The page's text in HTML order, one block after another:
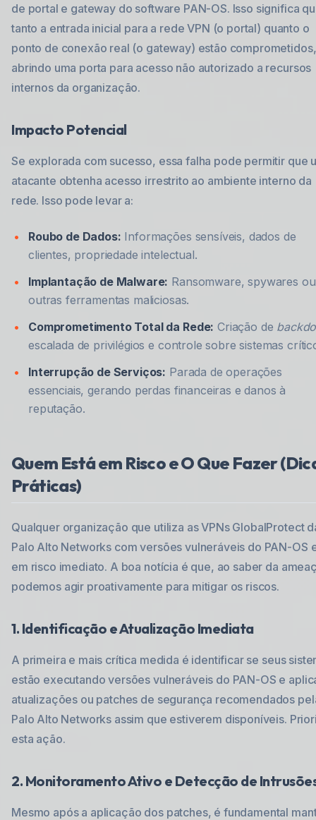
de portal e gateway do software PAN-OS. Isso significa
tanto a entrada inicial para a rede VPN (o portal) quanto o
ponto de conexão real (o gateway) estão comprometidos,
abrindo uma porta para acesso não autorizado a recursos
internos da organização.
Impacto Potencial
Se explorada com sucesso, essa falha pode permitir que
atacante obtenha acesso irrestrito ao ambiente interno da
rede. Isso pode levar a:
Roubo de Dados: Informações sensíveis, dados de
clientes, propriedade intelectual.
Implantação de Malware: Ransomware, spywares ou
outras ferramentas maliciosas.
Comprometimento Total da Rede: Criação de
escalada de privilégios e controle sobre sistemas
Interrupção de Serviços: Parada de operações
essenciais, gerando perdas financeiras e danos à
reputação.
Quem Está em Risco e O Que Fazer
Práticas)
Qualquer organização que utiliza as VPNs GlobalProtect
Palo Alto Networks com versões vulneráveis do PAN-OS
em risco imediato. A boa notícia é que, ao saber da
podemos agir proativamente para mitigar os riscos.
1. Identificação e Atualização Imediata
A primeira e mais crítica medida é identificar se seus
estão executando versões vulneráveis do PAN-OS e
atualizações ou patches de segurança recomendados
Palo Alto Networks assim que estiverem disponíveis.
esta ação.
2. Monitoramento Ativo e Detecção de
Mesmo após a aplicação dos patches, é fundamental